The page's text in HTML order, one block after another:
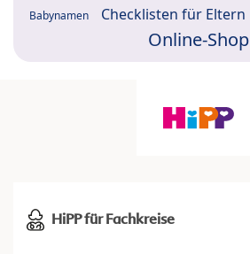
Babynamen Checklisten für Eltern
Online-Shop
HiPP für Fachkreise